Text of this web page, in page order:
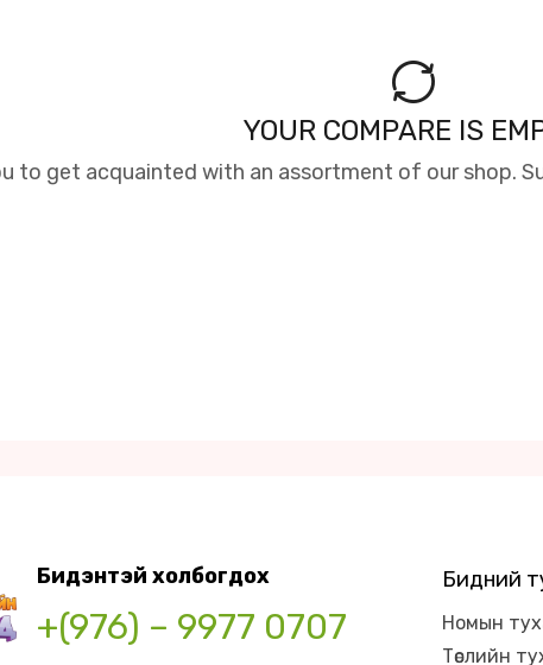
YOUR COMPARE IS
to get acquainted with an assortment of our shop.
Бидэнтэй холбогдох
+(976) – 9977 0707
Бидний
Номын
Төслийн